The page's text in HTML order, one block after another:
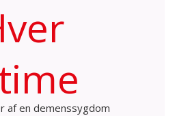
af en demenssygdom